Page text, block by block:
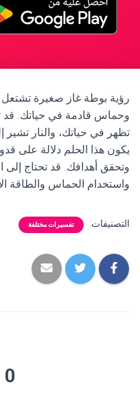
رؤية بوطة غاز صغيرة تشتعل
وحماس قادمة في حياتك. قد
تظهر في حياتك، والنار تشير
يكون هذا الحلم دلالة على
وتحقق أهدافك. قد تحتاج إلى
واستخدام الحماس والطاقة
التصنيفات: تفسيرات مختلفة
0 تعليق